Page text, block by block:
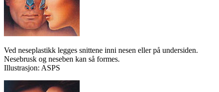
Ved neseplastikk legges snittene inni nesen eller på undersiden.
Nesebrusk og neseben kan så formes.
Illustrasjon: ASPS